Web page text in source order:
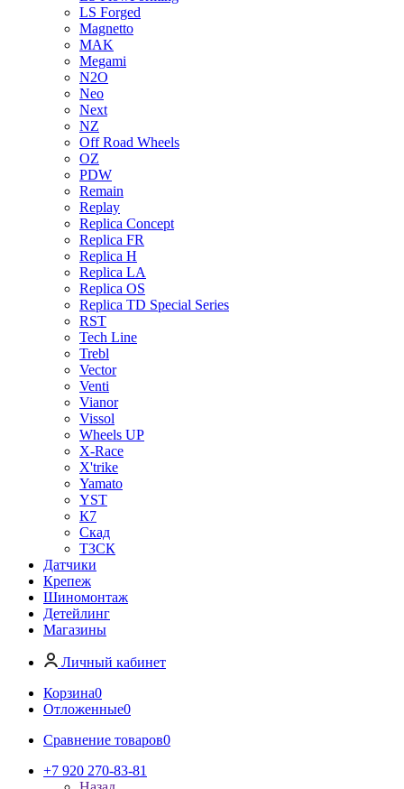
LS Forged
Magnetto
MAK
Megami
N2O
Neo
Next
NZ
Off Road Wheels
OZ
PDW
Remain
Replay
Replica Concept
Replica FR
Replica H
Replica LA
Replica OS
Replica TD Special Series
RST
Tech Line
Trebl
Vector
Venti
Vianor
Vissol
Wheels UP
X-Race
X'trike
Yamato
YST
К7
Скад
ТЗСК
Датчики
Крепеж
Шиномонтаж
Детейлинг
Магазины
Личный кабинет
Корзина0
Отложенные0
Сравнение товаров0
+7 920 270-83-81